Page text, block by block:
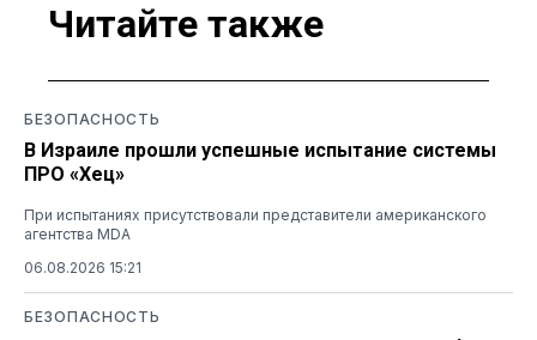
Читайте также
БЕЗОПАСНОСТЬ
В Израиле прошли успешные испытание системы
ПРО «Хец»
При испытаниях присутствовали представители американского
агентства MDA
06.08.2026 15:21
БЕЗОПАСНОСТЬ